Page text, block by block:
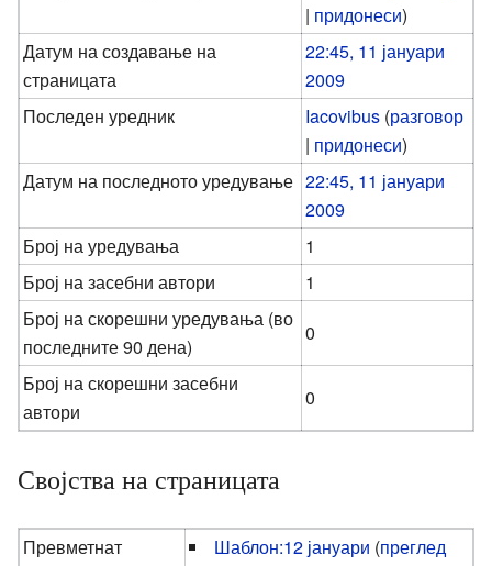
| придонеси)
Датум на создавање на
страницата
22:45, 11 јануари
2009
Последен уредник
Iacovibus (разговор
| придонеси)
Датум на последното уредување 22:45, 11 јануари
2009
Број на уредувања
1
Број на засебни автори
1
Број на скорешни уредувања (во
последните 90 дена)
0
Број на скорешни засебни
автори
0
Својства на страницата
Превметнат
Шаблон:12 јануари (преглед